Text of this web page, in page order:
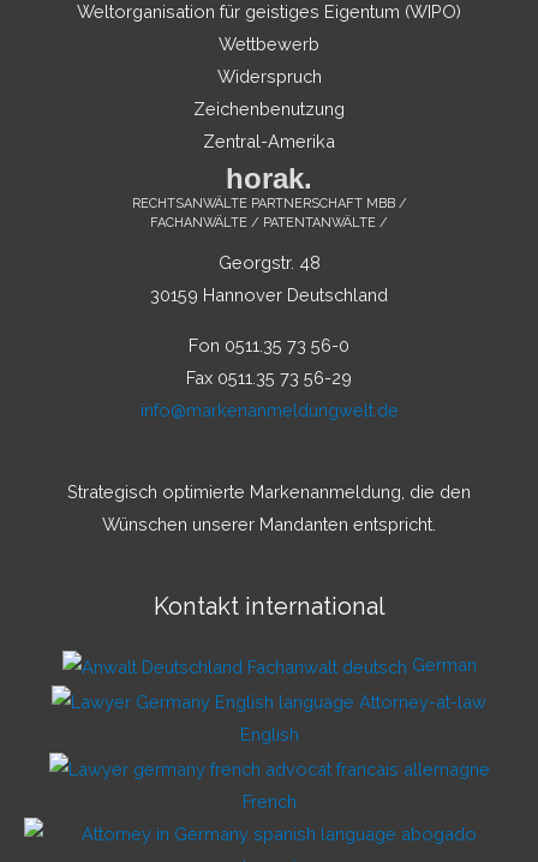
Weltorganisation für geistiges Eigentum (WIPO)
Wettbewerb
Widerspruch
Zeichenbenutzung
Zentral-Amerika
horak.
RECHTSANWÄLTE PARTNERSCHAFT MBB /
FACHANWÄLTE / PATENTANWÄLTE /
Georgstr. 48
30159 Hannover Deutschland
Fon 0511.35 73 56-0
Fax 0511.35 73 56-29
info@markenanmeldungwelt.de
Strategisch optimierte Markenanmeldung, die den
Wünschen unserer Mandanten entspricht.
Kontakt international
German
English
French